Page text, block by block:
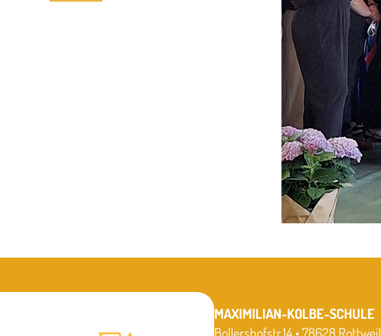
MAXIMILIAN-KOLBE-SCHULE